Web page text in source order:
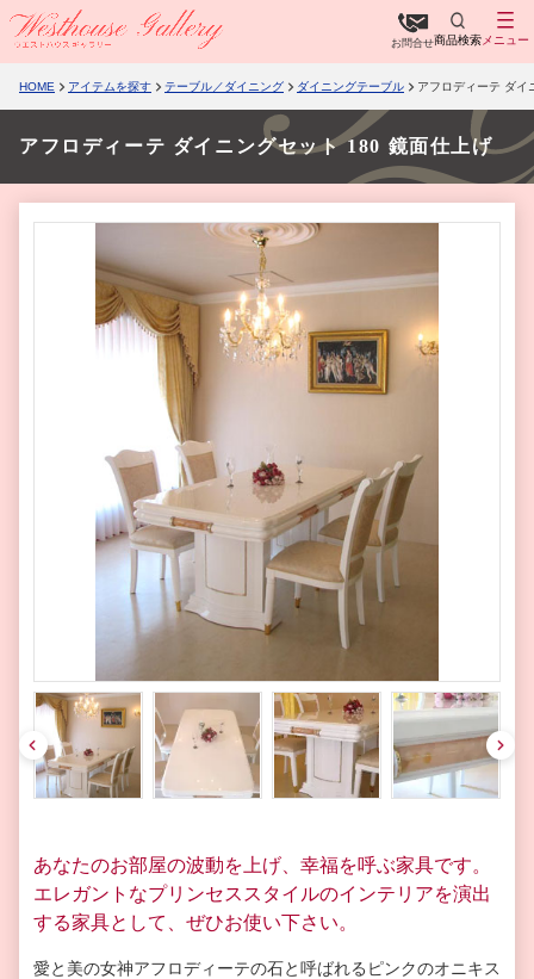
お問合せ商品検索 メニュー
HOME アイテムを探す テーブル／ダイニング ダイニングテーブル アフロディーテ ダイ
アフロディーテ ダイニングセット 180 鏡面仕上げ
pre
v
nex
t
あなたのお部屋の波動を上げ、幸福を呼ぶ家具です。
エレガントなプリンセススタイルのインテリアを演出
する家具として、ぜひお使い下さい。
愛と美の女神アフロディーテの石と呼ばれるピンクのオニキス